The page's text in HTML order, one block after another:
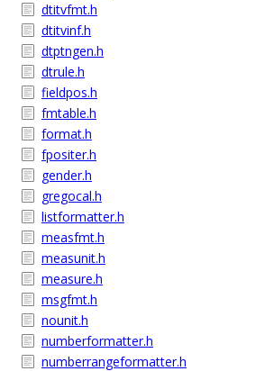
dtitvfmt.h
dtitvinf.h
dtptngen.h
dtrule.h
fieldpos.h
fmtable.h
format.h
fpositer.h
gender.h
gregocal.h
listformatter.h
measfmt.h
measunit.h
measure.h
msgfmt.h
nounit.h
numberformatter.h
numberrangeformatter.h